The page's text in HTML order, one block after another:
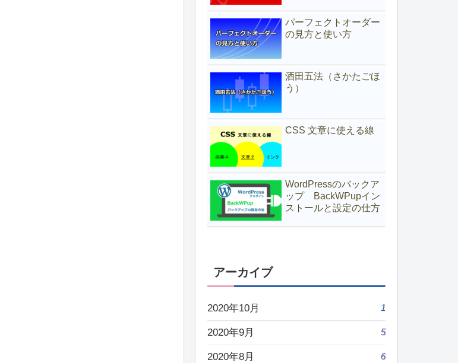
パーフェクトオーダー
の見方と使い方
酒田五法（さかたごほ
う）
CSS 文章に使える線
WordPressのバックア
ップ BackWPupイン
ストールと設定の仕方
アーカイブ
2020年10月 1
2020年9月 5
2020年8月 6